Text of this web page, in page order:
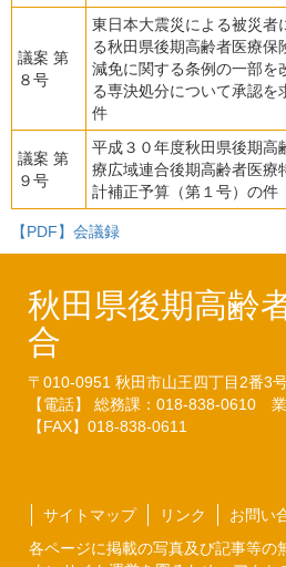
議案 第
８号
東日本大震災による被災者
る秋田県後期高齢者医療保
減免に関する条例の一部を
る専決処分について承認を
件
議案 第
９号
平成３０年度秋田県後期高
療広域連合後期高齢者医療
計補正予算（第１号）の件
【PDF】会議録
秋田県後期高齢
合
〒010-0951 秋田市山王四丁目2番3
【電話】 総務課：018-838-0610
【FAX】018-838-0611
サイトマップ リンク お問い
各ページに掲載の写真及び記事等の